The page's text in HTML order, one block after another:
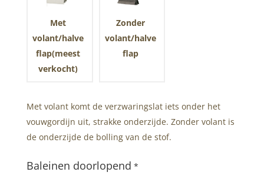
Met
volant/halve
flap(meest
verkocht)
Zonder
volant/halve
flap
Met volant komt de verzwaringslat iets onder het
vouwgordijn uit, strakke onderzijde. Zonder volant is
de onderzijde de bolling van de stof.
Baleinen doorlopend *